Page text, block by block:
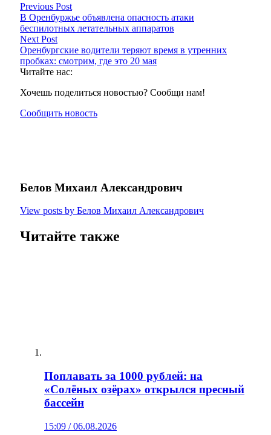
Previous Post
В Оренбуржье объявлена опасность атаки
беспилотных летательных аппаратов
Next Post
Оренбургские водители теряют время в утренних
пробках: смотрим, где это 20 мая
Читайте нас:
Хочешь поделиться новостью? Сообщи нам!
Сообщить новость
Белов Михаил Александрович
View posts by Белов Михаил Александрович
Читайте также
Поплавать за 1000 рублей: на
«Солёных озёрах» открылся пресный
бассейн
15:09 / 06.08.2026